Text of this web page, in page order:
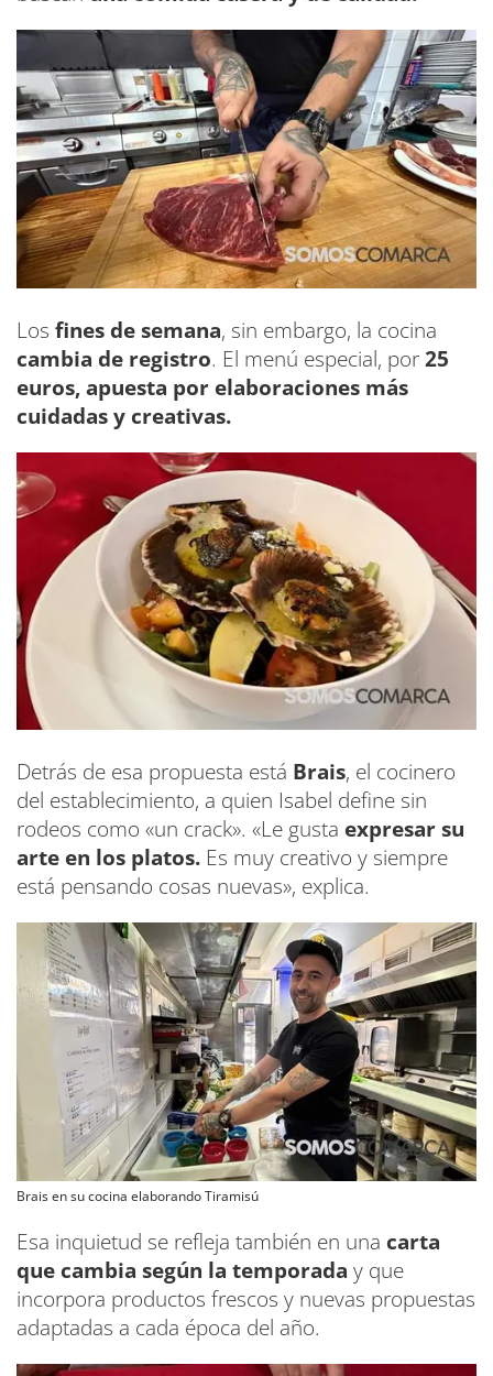
Los fines de semana, sin embargo, la cocina
cambia de registro. El menú especial, por25
euros, apuesta por elaboraciones más
cuidadas y creativas.
Detrás de esa propuesta está Brais, el cocinero
del establecimiento, a quien Isabel define sin
rodeos como «un crack». «Le gusta expresar su
arte en los platos. Es muy creativo y siempre
está pensando cosas nuevas», explica.
Brais en su cocina elaborando Tiramisú
Esa inquietud se refleja también en una carta
que cambia según la temporada y que
incorpora productos frescos y nuevas propuestas
adaptadas a cada época del año.